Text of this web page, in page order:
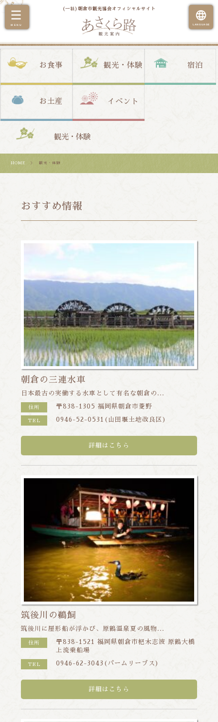
(一社)朝倉市観光協会オフィシャルサイト
お食事 観光・体験 宿泊
お土産 イベント
観光・体験
HOME ＞ 観光・体験
おすすめ情報
朝倉の三連水車
日本最古の実働する水車として有名な朝倉の...
住所 〒838-1305 福岡県朝倉市菱野
TEL 0946-52-0531(山田堰土地改良区)
詳細はこちら
筑後川の鵜飼
筑後川に屋形船が浮かび、原鶴温泉夏の風物...
住所
〒838-1521 福岡県朝倉市杷木志波 原鶴大橋
上流乗船場
TEL 0946-62-3043(パームリーブス)
詳細はこちら